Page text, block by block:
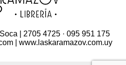
| 2705 4725 · 095 951 175
| www.laskaramazov.com.uy